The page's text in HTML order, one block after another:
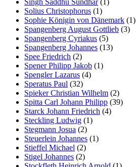
Solius Christophorus (1)
Sophie Königin von Dänemark (1)
Spangenberg August Gottlieb (3)
Spangenberg Cyriakus (5)
Spangenberg Johannes (13)
Spee Friedrich (2)
Spener Philipp Jakob (1)
Spengler Lazarus (4)
Speratus Paul (32)
Spieker Christian Wilhelm (2)
Spitta Carl Johann Philipp (39)
Starck Johann Friedrich (4)
Steckling Ludwig (1)
Stegmann Josua (2)
Steuerlein Johannes (1)
Stieffel Michael (2)
Stigel Johannes (2)